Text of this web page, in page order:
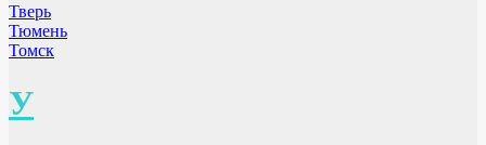
Тверь
Тюмень
Томск
У